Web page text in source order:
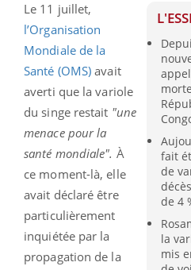
fait
de
de 4
la
mis
Le 11 juillet,
l’Organisation
Mondiale de la
Santé (OMS) avait
averti que la variole
du singe restait "une
menace pour la
santé mondiale". À
ce moment-là, elle
avait déclaré être
particulièrement
inquiétée par la
propagation de la